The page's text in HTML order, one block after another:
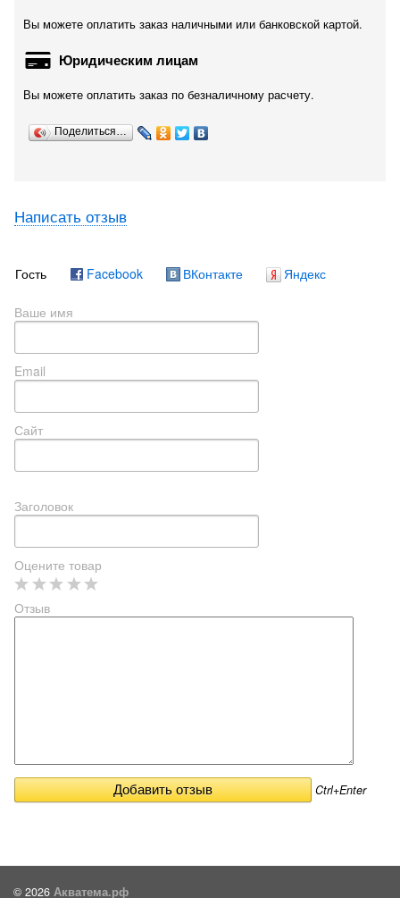
Вы можете оплатить заказ наличными или банковской картой.
Юридическим лицам
Вы можете оплатить заказ по безналичному расчету.
Поделиться…
Написать отзыв
Гость Facebook ВКонтакте Яндекс
Ваше имя
Email
Сайт
Заголовок
Оцените товар
Отзыв
Ctrl+Enter
© 2026 Акватема.рф